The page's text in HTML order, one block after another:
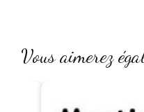
Vous aimerez